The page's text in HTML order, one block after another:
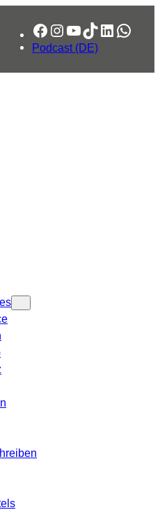
Facebook
Instagram
YouTube
TikTok
LinkedIn
Podcast (DE)